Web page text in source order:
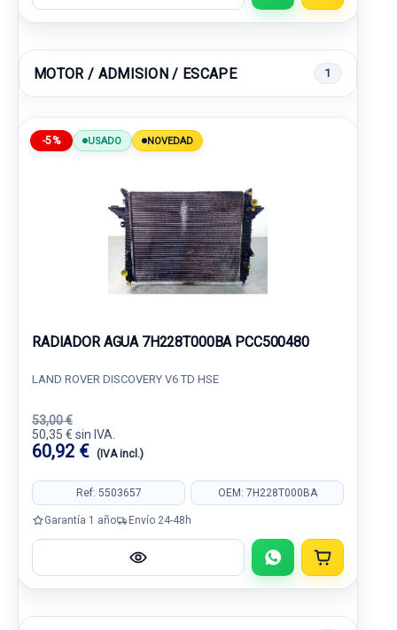
MOTOR / ADMISION / ESCAPE 1
-5% USADO NOVEDAD
RADIADOR AGUA 7H228T000BA PCC500480
LAND ROVER DISCOVERY V6 TD HSE
53,00 €
50,35 € sin IVA.
60,92 € (IVA incl.)
Ref: 5503657 OEM: 7H228T000BA
Garantía 1 año Envío 24-48h